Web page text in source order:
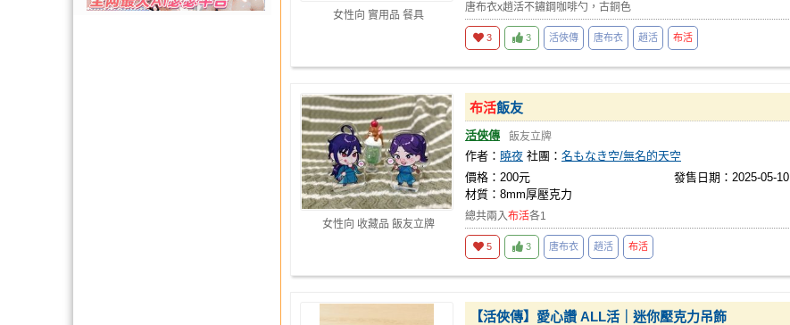
女性向 實用品 餐具
唐布衣x趙活不鏽鋼咖啡勺，古銅色
3 3 活俠傳 唐布衣 趙活 布活
女性向 收藏品 飯友立牌
布活飯友
活俠傳 飯友立牌
作者： 曉夜 社團： 名もなき空/無名的天空
價格：200元
發售日期：2025-05-10
材質：8mm厚壓克力
總共兩入布活各1
5 3 唐布衣 趙活 布活
【活俠傳】愛心讚 ALL活｜迷你壓克力吊飾